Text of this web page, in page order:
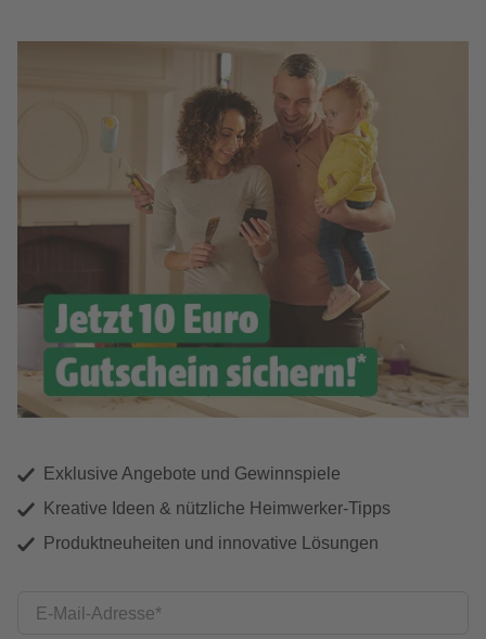
Exklusive Angebote und Gewinnspiele
Kreative Ideen & nützliche Heimwerker-Tipps
Produktneuheiten und innovative Lösungen
E-Mail-Adresse